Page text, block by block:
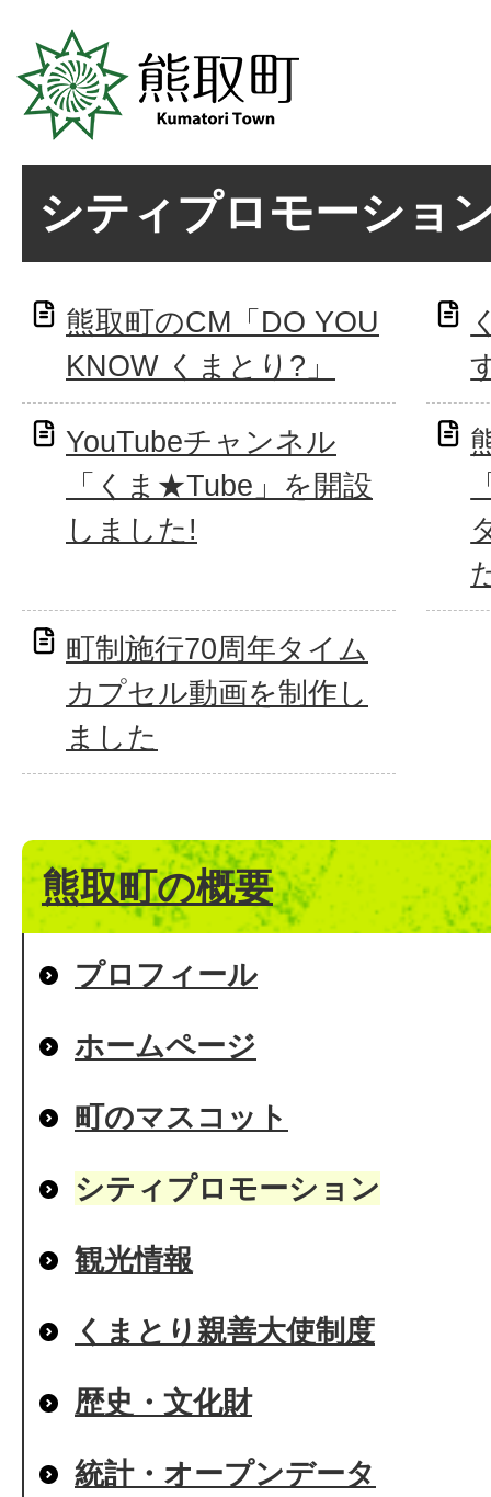
シティプロモーショ
熊取町のCM「DO YOU
KNOW くまとり?」
YouTubeチャンネル
「くま★Tube」を開設
しました!
町制施行70周年タイム
カプセル動画を制作し
ました
熊取町の概要
プロフィール
ホームページ
町のマスコット
シティプロモーション
観光情報
くまとり親善大使制度
歴史・文化財
統計・オープンデータ